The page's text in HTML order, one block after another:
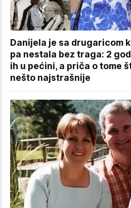
Danijela je sa drugaricom
pa nestala bez traga: 2
ih u pećini, a priča o tome
nešto najstrašnije